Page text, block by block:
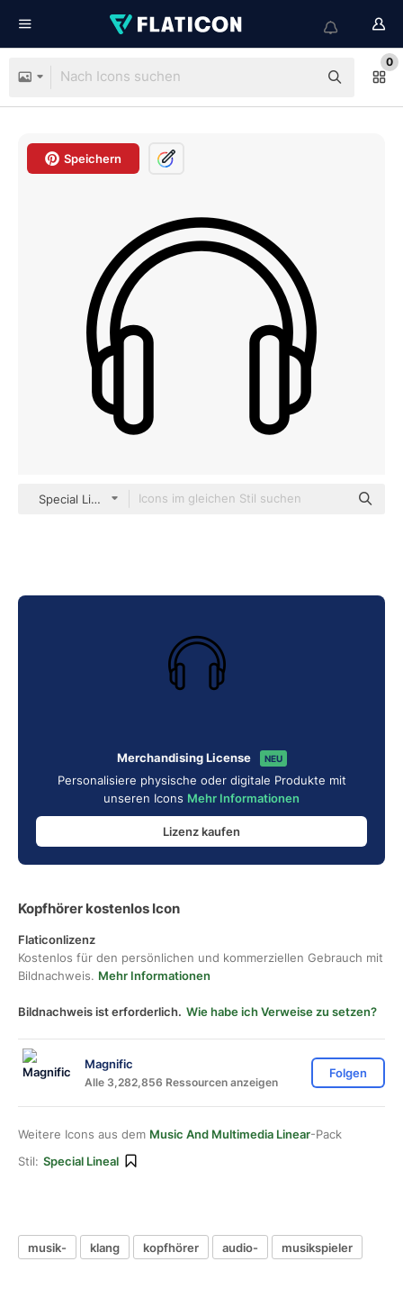
0
Speichern
Special Lineal
Merchandising License NEU
Personalisiere physische oder digitale Produkte mit
unseren Icons Mehr Informationen
Lizenz kaufen
Kopfhörer kostenlos Icon
Flaticonlizenz
Kostenlos für den persönlichen und kommerziellen Gebrauch mit
Bildnachweis. Mehr Informationen
Bildnachweis ist erforderlich. Wie habe ich Verweise zu setzen?
Magnific
Alle 3,282,856 Ressourcen anzeigen
Folgen
Weitere Icons aus dem Music And Multimedia Linear-Pack
Stil: Special Lineal
musik- klang kopfhörer audio- musikspieler